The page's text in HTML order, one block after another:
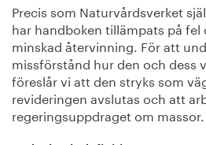
Precis som Naturvårdsverket
har handboken tillämpats på
minskad återvinning. För att
missförstånd hur den och dess
föreslår vi att den stryks som
revideringen avslutas och att
regeringsuppdraget om massor.